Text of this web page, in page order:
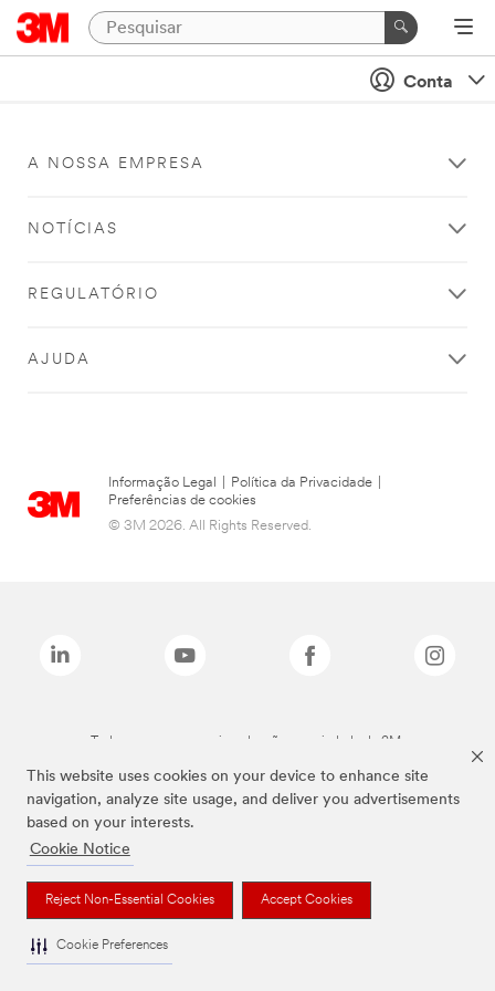
This website uses cookies on your device to enhance site
navigation, analyze site usage, and deliver you advertisements
based on your interests.
Cookie Notice
Reject Non-Essential Cookies Accept Cookies
Cookie Preferences
Conta
A NOSSA EMPRESA
NOTÍCIAS
REGULATÓRIO
AJUDA
Informação Legal Política da Privacidade
Preferências de cookies
© 3M 2026. All Rights Reserved.
Todas as marcas mencionadas são propriedade da 3M.